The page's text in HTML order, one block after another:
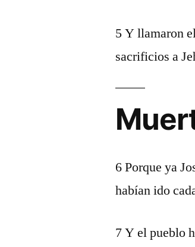
5 Y llamaron
sacrificios a
6 Porque ya
habían ido
7 Y el pueblo